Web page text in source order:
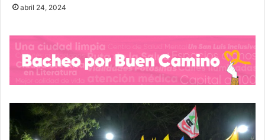
abril 24, 2024